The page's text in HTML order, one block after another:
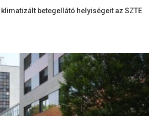
betegellátó helyiségeit az SZTE